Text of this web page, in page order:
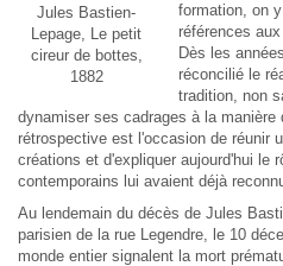
Jules Bastien-
Lepage, Le petit
cireur de bottes,
1882
formation, on
références
Dès les
réconcilié le
tradition, non
dynamiser ses cadrages à la
rétrospective est l'occasion de réunir
créations et d'expliquer aujourd'hui le
contemporains lui avaient déjà
Au lendemain du décès de Jules
parisien de la rue Legendre, le 10
monde entier signalent la mort